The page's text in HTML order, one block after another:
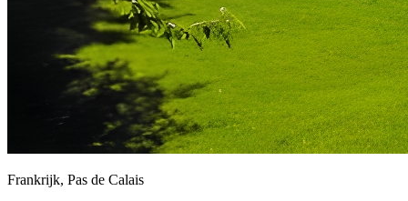
Frankrijk, Pas de Calais